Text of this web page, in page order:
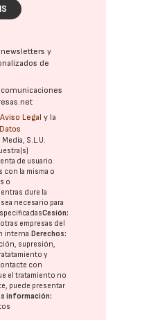
y
de
Aviso Legal y la
S.L.U.
de usuario.
con la misma o
o
dure la
necesario para
Cesión:
empresas del
interna.Derechos:
supresión,
y
con
el tratamiento no
puede presentar
información: